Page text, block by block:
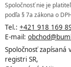
Spoločnosť nie je
podľa § 7a zákona o
Tel.: +421 918 169
E-mail:
Spoločnosť zapísaná
registri SR,